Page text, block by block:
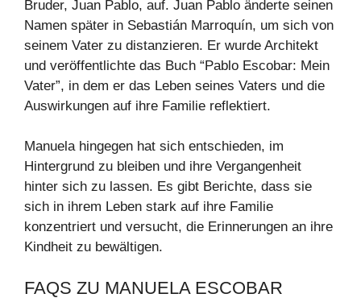
Bruder, Juan Pablo, auf. Juan Pablo änderte seinen
Namen später in Sebastián Marroquín, um sich von
seinem Vater zu distanzieren. Er wurde Architekt
und veröffentlichte das Buch “Pablo Escobar: Mein
Vater”, in dem er das Leben seines Vaters und die
Auswirkungen auf ihre Familie reflektiert.
Manuela hingegen hat sich entschieden, im
Hintergrund zu bleiben und ihre Vergangenheit
hinter sich zu lassen. Es gibt Berichte, dass sie
sich in ihrem Leben stark auf ihre Familie
konzentriert und versucht, die Erinnerungen an ihre
Kindheit zu bewältigen.
FAQS ZU MANUELA ESCOBAR